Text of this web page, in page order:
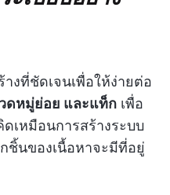
งที่ชัดเจนเพื่อให้ง่ายต่อ
ดหมู่ย่อย และแท็ก เพื่อ
เหมือนการสร้างระบบ
ชิ้นของเนื้อหาจะมีที่อยู่